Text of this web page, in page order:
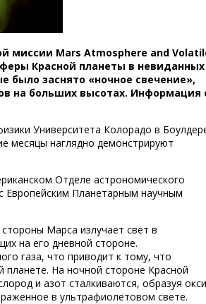
миссии Mars Atmosphere and
Красной планеты в невиданных
было заснято «ночное свечение»,
на больших высотах. Информация
Университета Колорадо в
месяцы наглядно демонстрируют
Отделе астрономического
Европейским Планетарным научным
Марса излучает свет в
на его дневной стороне.
газа, что приводит к тому, что
На ночной стороне Красной
и азот сталкиваются, образуя
в ультрафиолетовом свете.